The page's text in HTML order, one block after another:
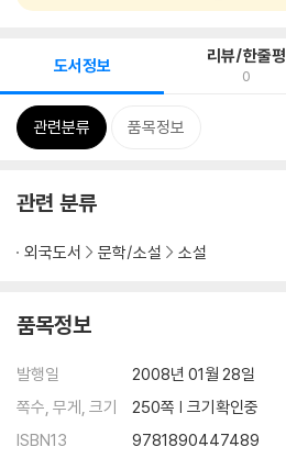
도서정보 리뷰/한줄평
0
관련분류 품목정보
관련 분류
외국도서 문학/소설 소설
품목정보
발행일
2008년 01월 28일
쪽수, 무게, 크기
250쪽 | 크기확인중
ISBN13
9781890447489